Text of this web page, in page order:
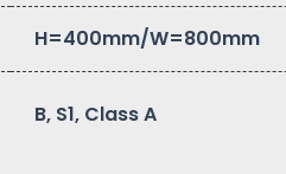
H=400mm/W=800mm
B, S1, Class A